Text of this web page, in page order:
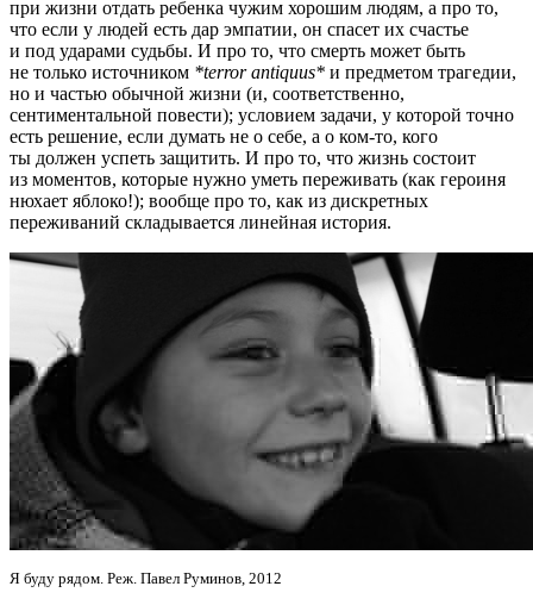
при жизни отдать ребенка чужим хорошим людям, а про то,
что если у людей есть дар эмпатии, он спасет их счастье
и под ударами судьбы. И про то, что смерть может быть
не только источником *terror antiquus* и предметом трагедии,
но и частью обычной жизни (и, соответственно,
сентиментальной повести); условием задачи, у которой точно
есть решение, если думать не о себе, а о ком-то, кого
ты должен успеть защитить. И про то, что жизнь состоит
из моментов, которые нужно уметь переживать (как героиня
нюхает яблоко!); вообще про то, как из дискретных
переживаний складывается линейная история.
Я буду рядом. Реж. Павел Руминов, 2012